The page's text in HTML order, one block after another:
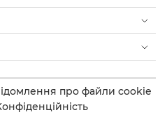
про файли cookie